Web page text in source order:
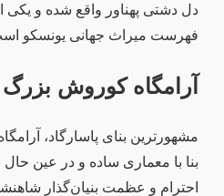
دل دشتی پهناور واقع شده و یکی
فهرست میراث جهانی یونسکو
آرامگاه کوروش بزرگ
مشهورترین بنای پاسارگاد،
بنا با معماری ساده و در عین حال
احترام و عظمت بنیان‌گذار